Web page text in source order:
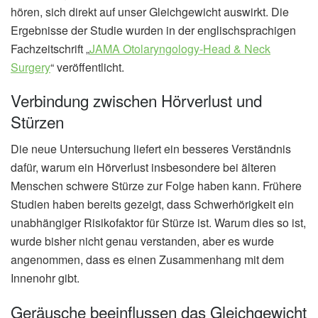
hören, sich direkt auf unser Gleichgewicht auswirkt. Die
Ergebnisse der Studie wurden in der englischsprachigen
Fachzeitschrift „JAMA Otolaryngology-Head & Neck
Surgery“ veröffentlicht.
Verbindung zwischen Hörverlust und
Stürzen
Die neue Untersuchung liefert ein besseres Verständnis
dafür, warum ein Hörverlust insbesondere bei älteren
Menschen schwere Stürze zur Folge haben kann. Frühere
Studien haben bereits gezeigt, dass Schwerhörigkeit ein
unabhängiger Risikofaktor für Stürze ist. Warum dies so ist,
wurde bisher nicht genau verstanden, aber es wurde
angenommen, dass es einen Zusammenhang mit dem
Innenohr gibt.
Geräusche beeinflussen das Gleichgewicht